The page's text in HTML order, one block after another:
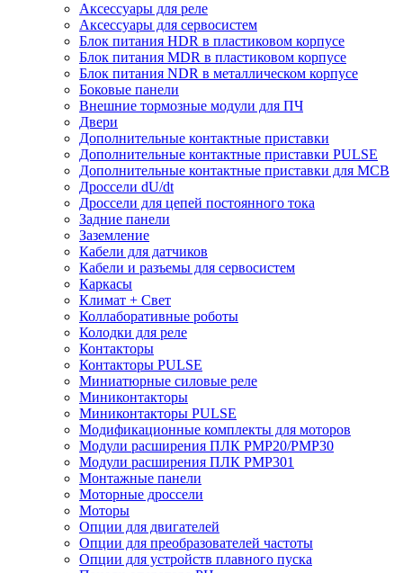
Аксессуары для реле
Аксессуары для сервосистем
Блок питания HDR в пластиковом корпусе
Блок питания MDR в пластиковом корпусе
Блок питания NDR в металлическом корпусе
Боковые панели
Внешние тормозные модули для ПЧ
Двери
Дополнительные контактные приставки
Дополнительные контактные приставки PULSE
Дополнительные контактные приставки для MCB
Дроссели dU/dt
Дроссели для цепей постоянного тока
Задние панели
Заземление
Кабели для датчиков
Кабели и разъемы для сервосистем
Каркасы
Климат + Свет
Коллаборативные роботы
Колодки для реле
Контакторы
Контакторы PULSE
Миниатюрные силовые реле
Миниконтакторы
Миниконтакторы PULSE
Модификационные комплекты для моторов
Модули расширения ПЛК PMP20/PMP30
Модули расширения ПЛК PMP301
Монтажные панели
Моторные дроссели
Моторы
Опции для двигателей
Опции для преобразователей частоты
Опции для устройств плавного пуска